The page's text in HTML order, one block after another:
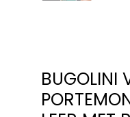
BUGOLINI